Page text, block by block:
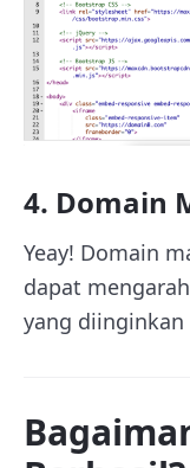
4. Domain
Yeay! Domain
dapat
yang diinginkan